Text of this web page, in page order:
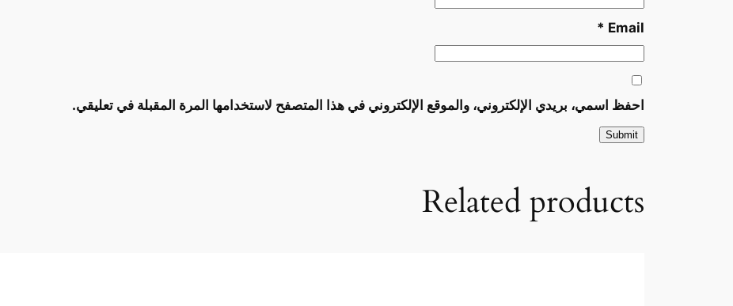
Email
*
احفظ اسمي، بريدي الإلكتروني، والموقع الإلكتروني في هذا المتصفح لاستخدامها المرة المقبلة في تعليقي.
Related products